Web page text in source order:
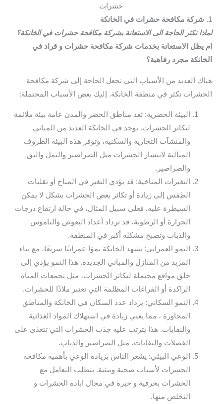
حشرات
1.
شركة مكافحة حشرات في الخانكة
لماذا تكثر الحاجة الى الاستعانة بشركة مكافحة حشرات في الخانكة؟
ام يظل الاستعانة بخدمات شركة مكافحة حشرات و قراد في
الخانكة مجرد رفاهية؟
هناك العديد من الأسباب التي تجعل الحاجة إلى شركة مكافحة
الحشرات تكثر في منطقة الخانكة. إليك بعض الأسباب المحتملة:
البيئة الحضرية: تعد مناطق الحضر والمدن عامة بيئة ملائمة
لتكاثر الحشرات. يوجد في الخانكة العديد من المباني
والمنشآت التجارية والسكنية، وتوفر هذه البيئة الظروف
المثالية لانتشار الحشرات مثل الصراصير والنمل والبق
والصراصير.
التغيرات المناخية: قد يؤدي التغير في المناخ أو تقلبات
الطقس إلى زيادة أو تكاثر بعض الحشرات بشكل لا يمكن
السيطرة عليه. فعلى سبيل المثال، في حالة ارتفاع درجات
الحرارة أو الرطوبة، قد تزداد أعداد البعوض والناموس
والذباب وتصبح مشكلة أكبر في المنطقة.
النمو العمراني: تشهد الخانكة نموًا عمرانيًا سريعًا، مع بناء
المزيد من المنازل والمباني الجديدة. هذا النمو يؤدي إلى
خلق مواقع محتملة لتكاثر الحشرات، مثل تجمعات المياه
الراكدة أو الفراغات المظلمة التي تعتبر ملاذًا للحشرات.
النمو السكاني: يزداد عدد السكان في الخانكة والمناطق
المجاورة ، مما يعني زيادة في استهلاك المواد الغذائية
والنفايات. هذا يترتب عليه جذب الحشرات التي تتغذى على
الفضلات والنفايات، مثل الصراصير والذباب.
الوعي البيئي: يشعر الناس بزيادة الوعي بأهمية مكافحة
الحشرات لأسباب صحية وبيئية. يتطلب التعامل مع
الحشرات بحرفية و خبرة في مجال ابادة الحشرات و
التخلص منها.